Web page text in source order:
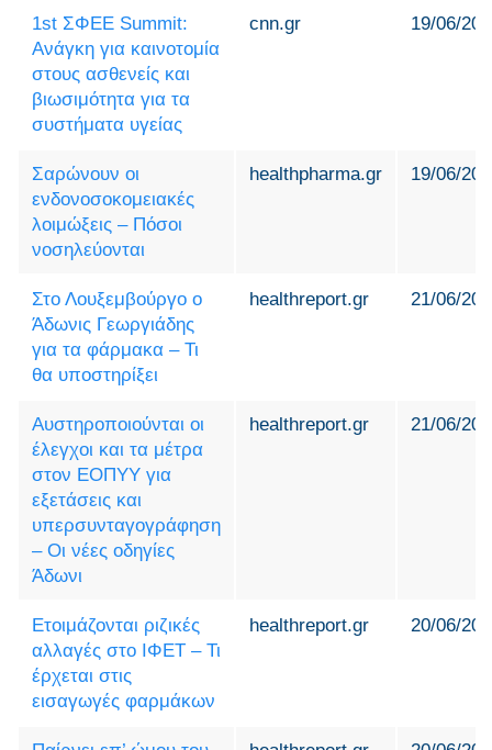
1st ΣΦΕΕ Summit:
Ανάγκη για καινοτομία
στους ασθενείς και
βιωσιμότητα για τα
συστήματα υγείας
cnn.gr 19/06/
Σαρώνουν οι
ενδονοσοκομειακές
λοιμώξεις – Πόσοι
νοσηλεύονται
healthpharma.gr 19/06/
Στο Λουξεμβούργο ο
Άδωνις Γεωργιάδης
για τα φάρμακα – Τι
θα υποστηρίξει
healthreport.gr 21/06/
Αυστηροποιούνται οι
έλεγχοι και τα μέτρα
στον ΕΟΠΥΥ για
εξετάσεις και
υπερσυνταγογράφηση
– Οι νέες οδηγίες
Άδωνι
healthreport.gr 21/06/
Ετοιμάζονται ριζικές
αλλαγές στο ΙΦΕΤ – Τι
έρχεται στις
εισαγωγές φαρμάκων
healthreport.gr 20/06/